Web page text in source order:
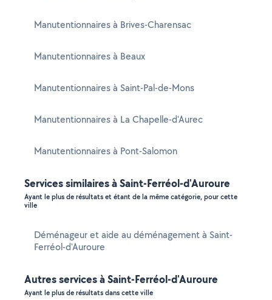
Manutentionnaires à Brives-Charensac
Manutentionnaires à Beaux
Manutentionnaires à Saint-Pal-de-Mons
Manutentionnaires à La Chapelle-d'Aurec
Manutentionnaires à Pont-Salomon
Services similaires à Saint-Ferréol-d'Auroure
Ayant le plus de résultats et étant de la même catégorie, pour cette
ville
Déménageur et aide au déménagement à Saint-
Ferréol-d'Auroure
Autres services à Saint-Ferréol-d'Auroure
Ayant le plus de résultats dans cette ville